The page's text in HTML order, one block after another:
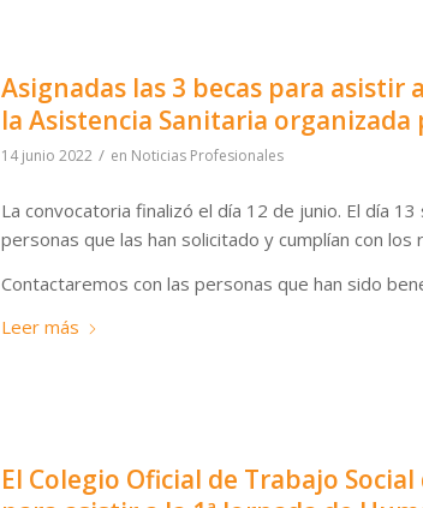
Asignadas las 3 becas para asistir
la Asistencia Sanitaria
14 junio 2022 / en Noticias Profesionales
La convocatoria finalizó el día 12 de junio. El día
personas que las han solicitado y cumplían con
Contactaremos con las personas que han sido
Leer más
El Colegio Oficial de Trabajo